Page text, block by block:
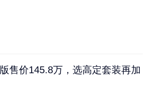
售价145.8万，选高定套装再加